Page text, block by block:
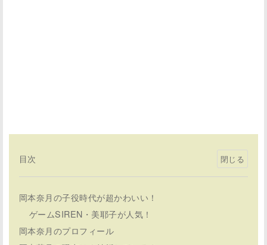
目次
岡本奈月の子役時代が超かわいい！
ゲームSIREN・美耶子が人気！
岡本奈月のプロフィール